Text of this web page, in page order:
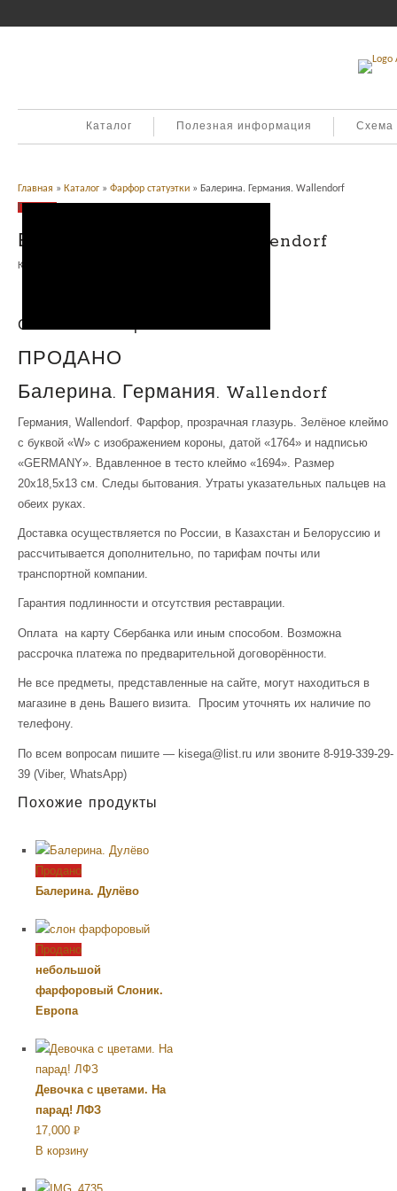
Каталог Полезная информация Схема
Главная » Каталог » Фарфор статуэтки » Балерина. Германия. Wallendorf
Продано
Балерина. Германия. Wallendorf
Категория:
Описание товара
ПРОДАНО
Балерина. Германия. Wallendorf
Германия, Wallendorf. Фарфор, прозрачная глазурь. Зелёное клеймо
с буквой «W» с изображением короны, датой «1764» и надписью
«GERMANY». Вдавленное в тесто клеймо «1694». Размер
20х18,5х13 см. Следы бытования. Утраты указательных пальцев на
обеих руках.
Доставка осуществляется по России, в Казахстан и Белоруссию и
рассчитывается дополнительно, по тарифам почты или
транспортной компании.
Гарантия подлинности и отсутствия реставрации.
Оплата на карту Сбербанка или иным способом. Возможна
рассрочка платежа по предварительной договорённости.
Не все предметы, представленные на сайте, могут находиться в
магазине в день Вашего визита. Просим уточнять их наличие по
телефону.
По всем вопросам пишите — kisega@list.ru или звоните 8-919-339-29-
39 (Viber, WhatsApp)
Похожие продукты
Продано
Балерина. Дулёво
Продано
небольшой
фарфоровый Слоник.
Европа
Девочка с цветами. На
парад! ЛФЗ
17,000 Р
УБ.
В корзину